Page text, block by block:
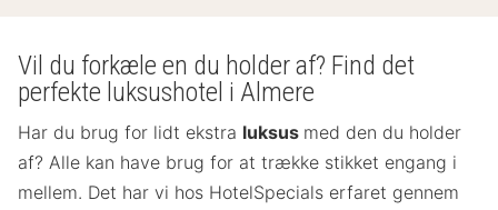
Vil du forkæle en du holder af? Find det
perfekte luksushotel i Almere
Har du brug for lidt ekstra luksus med den du holder
af? Alle kan have brug for at trække stikket engang i
mellem. Det har vi hos HotelSpecials erfaret gennem